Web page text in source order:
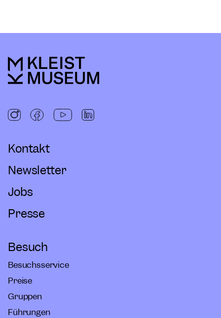
Kontakt
Newsletter
Jobs
Presse
Besuch
Besuchsservice
Preise
Gruppen
Führungen